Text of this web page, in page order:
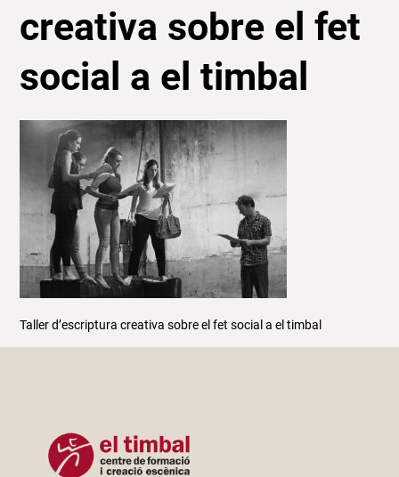
creativa sobre el fet
social a el timbal
Taller d’escriptura creativa sobre el fet social a el timbal